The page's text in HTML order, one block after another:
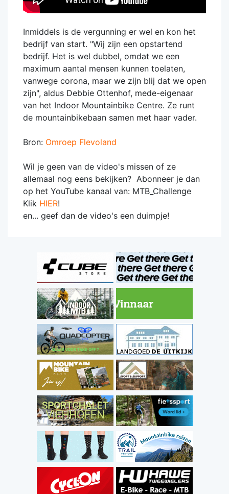
Inmiddels is de vergunning er wel en kon het
bedrijf van start. "Wij zijn een opstartend
bedrijf. Het is wel dubbel, omdat we een
maximum aantal mensen kunnen toelaten,
vanwege corona, maar we zijn blij dat we open
zijn", aldus Debbie Ottenhof, mede-eigenaar
van het Indoor Mountainbike Centre. Ze runt
de mountainbikebaan samen met haar vader.
Bron: Omroep Flevoland
Wil je geen van de video's missen of ze
allemaal nog eens bekijken? Abonneer je dan
op het YouTube kanaal van: MTB_Challenge
Klik HIER!
en... geef dan de video's een duimpje!